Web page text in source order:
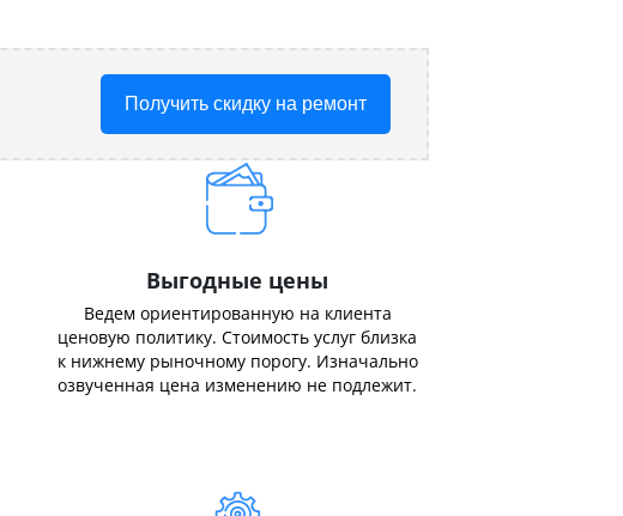
Получить скидку на ремонт
Выгодные цены
Ведем ориентированную на клиента
ценовую политику. Стоимость услуг близка
к нижнему рыночному порогу. Изначально
озвученная цена изменению не подлежит.